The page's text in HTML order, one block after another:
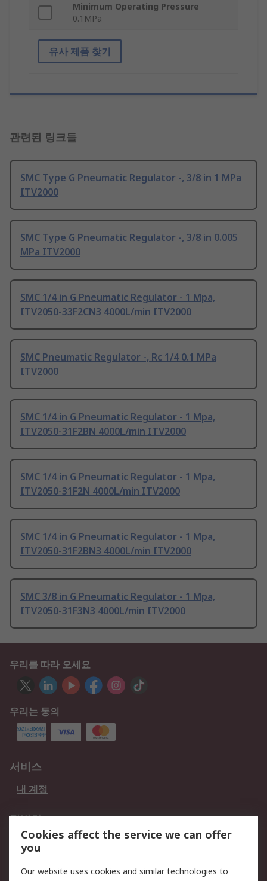
Minimum Operating Pressure
0.1MPa
유사 제품 찾기
관련된 링크들
SMC Type G Pneumatic Regulator -, 3/8 in 1 MPa
ITV2000
SMC Type G Pneumatic Regulator -, 3/8 in 0.005
MPa ITV2000
SMC 1/4 in G Pneumatic Regulator - 1 Mpa,
ITV2050-33F2CN3 4000L/min ITV2000
SMC Pneumatic Regulator -, Rc 1/4 0.1 MPa
ITV2000
SMC 1/4 in G Pneumatic Regulator - 1 Mpa,
ITV2050-31F2BN 4000L/min ITV2000
SMC 1/4 in G Pneumatic Regulator - 1 Mpa,
ITV2050-31F2N 4000L/min ITV2000
SMC 1/4 in G Pneumatic Regulator - 1 Mpa,
ITV2050-31F2BN3 4000L/min ITV2000
SMC 3/8 in G Pneumatic Regulator - 1 Mpa,
ITV2050-31F3N3 4000L/min ITV2000
우리를 따라 오세요
우리는 동의
서비스
내 계정
적법한
개인 정보 보호 정책
데이터 보호
웹사이트 사용 약관
Cookies affect the service we can offer
you
Our website uses cookies and similar technologies to